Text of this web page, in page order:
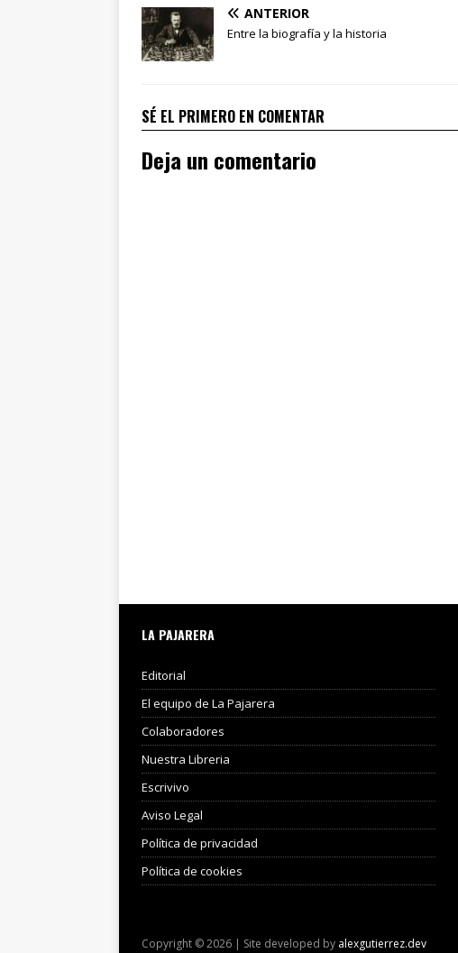
ANTERIOR
Entre la biografía y la historia
SÉ EL PRIMERO EN COMENTAR
Deja un comentario
LA PAJARERA
Editorial
El equipo de La Pajarera
Colaboradores
Nuestra Libreria
Escrivivo
Aviso Legal
Política de privacidad
Política de cookies
Copyright © 2026 | Site developed by alexgutierrez.dev